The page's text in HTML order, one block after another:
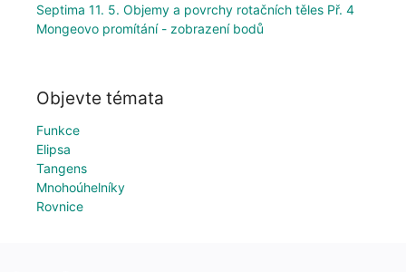
Septima 11. 5. Objemy a povrchy rotačních těles Př. 4
Mongeovo promítání - zobrazení bodů
Objevte témata
Funkce
Elipsa
Tangens
Mnohoúhelníky
Rovnice